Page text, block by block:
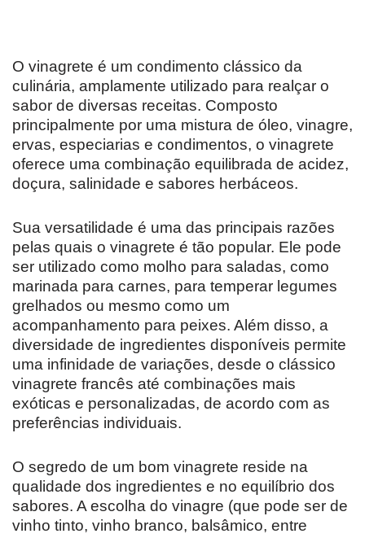
O vinagrete é um condimento clássico da
culinária, amplamente utilizado para realçar o
sabor de diversas receitas. Composto
principalmente por uma mistura de óleo, vinagre,
ervas, especiarias e condimentos, o vinagrete
oferece uma combinação equilibrada de acidez,
doçura, salinidade e sabores herbáceos.
Sua versatilidade é uma das principais razões
pelas quais o vinagrete é tão popular. Ele pode
ser utilizado como molho para saladas, como
marinada para carnes, para temperar legumes
grelhados ou mesmo como um
acompanhamento para peixes. Além disso, a
diversidade de ingredientes disponíveis permite
uma infinidade de variações, desde o clássico
vinagrete francês até combinações mais
exóticas e personalizadas, de acordo com as
preferências individuais.
O segredo de um bom vinagrete reside na
qualidade dos ingredientes e no equilíbrio dos
sabores. A escolha do vinagre (que pode ser de
vinho tinto, vinho branco, balsâmico, entre